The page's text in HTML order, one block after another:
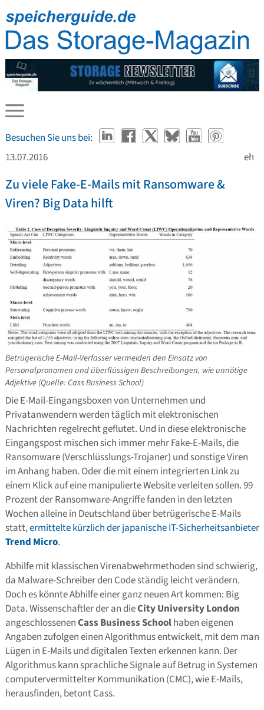
Besuchen Sie uns bei:
13.07.2016
eh
Zu viele Fake-E-Mails mit Ransomware &
Viren? Big Data hilft
Betrügerische E-Mail-Verfasser vermeiden den Einsatz von
Personalpronomen und überflüssigen Beschreibungen, wie unnötige
Adjektive (Quelle: Cass Business School)
Die E-Mail-Eingangsboxen von Unternehmen und
Privatanwendern werden täglich mit elektronischen
Nachrichten regelrecht geflutet. Und in diese elektronische
Eingangspost mischen sich immer mehr Fake-E-Mails, die
Ransomware (Verschlüsslungs-Trojaner) und sonstige Viren
im Anhang haben. Oder die mit einem integrierten Link zu
einem Klick auf eine manipulierte Website verleiten sollen. 99
Prozent der Ransomware-Angriffe fanden in den letzten
Wochen alleine in Deutschland über betrügerische E-Mails
statt,ermittelte kürzlich der japanische IT-Sicherheitsanbieter
Trend Micro.
Abhilfe mit klassischen Virenabwehrmethoden sind schwierig,
da Malware-Schreiber den Code ständig leicht verändern.
Doch es könnte Abhilfe einer ganz neuen Art kommen: Big
Data. Wissenschaftler der an dieCity University London
angeschlossenenCass Business Schoolhaben eigenen
Angaben zufolgen einen Algorithmus entwickelt, mit dem man
Lügen in E-Mails und digitalen Texten erkennen kann. Der
Algorithmus kann sprachliche Signale auf Betrug in Systemen
computervermittelter Kommunikation (CMC), wie E-Mails,
herausfinden, betont Cass.